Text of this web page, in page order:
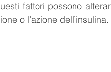
fattori possono
o l’azione dell’insulina.